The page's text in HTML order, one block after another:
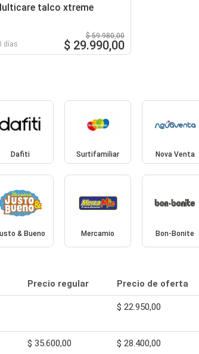
talco xtreme
días
$ 59.980,00
$ 29.990,00
Dafiti Surtifamiliar Nova Venta
& Bueno Mercamio Bon-Bonite
Precio regular Precio de oferta
$ 22.950,00
$ 35.600,00 $ 28.400,00